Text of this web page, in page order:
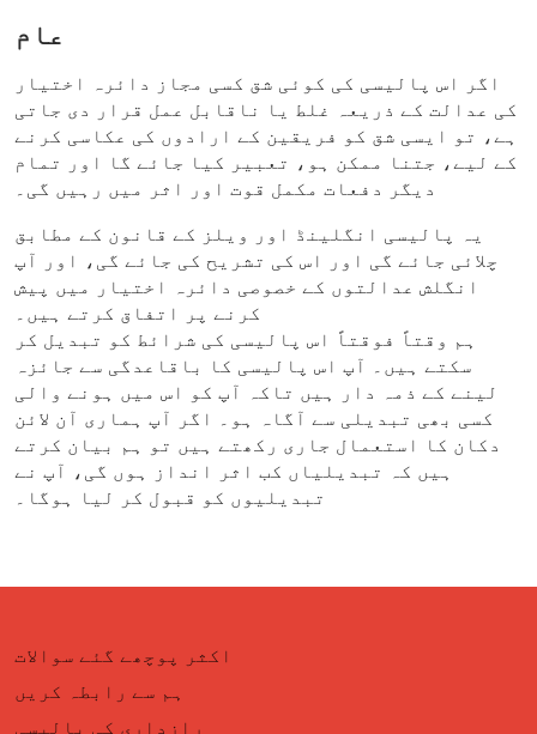
عام
اگر اس پالیسی کی کوئی شق کسی مجاز دائرہ اختیار
کی عدالت کے ذریعہ غلط یا ناقابل عمل قرار دی جاتی
ہے، تو ایسی شق کو فریقین کے ارادوں کی عکاسی کرنے
کے لیے، جتنا ممکن ہو، تعبیر کیا جائے گا اور تمام
دیگر دفعات مکمل قوت اور اثر میں رہیں گی۔
یہ پالیسی انگلینڈ اور ویلز کے قانون کے مطابق
چلائی جائے گی اور اس کی تشریح کی جائے گی، اور آپ
انگلش عدالتوں کے خصوصی دائرہ اختیار میں پیش
کرنے پر اتفاق کرتے ہیں۔
ہم وقتاً فوقتاً اس پالیسی کی شرائط کو تبدیل کر
سکتے ہیں۔ آپ اس پالیسی کا باقاعدگی سے جائزہ
لینے کے ذمہ دار ہیں تاکہ آپ کو اس میں ہونے والی
کسی بھی تبدیلی سے آگاہ ہو۔ اگر آپ ہماری آن لائن
دکان کا استعمال جاری رکھتے ہیں تو ہم بیان کرتے
ہیں کہ تبدیلیاں کب اثر انداز ہوں گی، آپ نے
تبدیلیوں کو قبول کر لیا ہوگا۔
اکثر پوچھے گئے سوالات
ہم سے رابطہ کریں
رازداری کی پالیسی